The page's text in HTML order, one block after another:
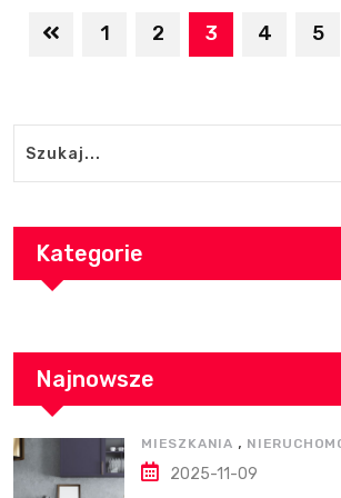
1 2 3 4 5
Kategorie
Najnowsze
MIESZKANIA ,
2025-11-09